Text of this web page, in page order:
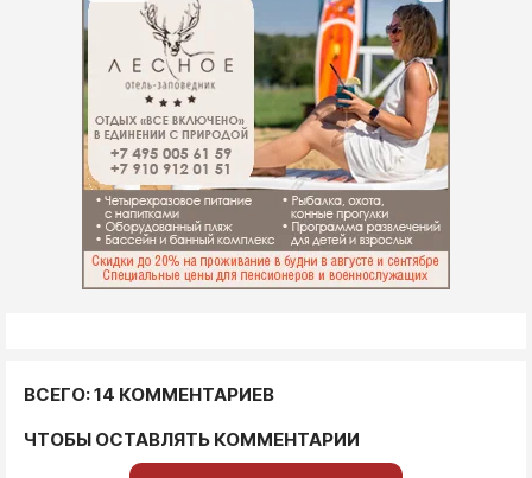
ВСЕГО: 14 КОММЕНТАРИЕВ
ЧТОБЫ ОСТАВЛЯТЬ КОММЕНТАРИИ